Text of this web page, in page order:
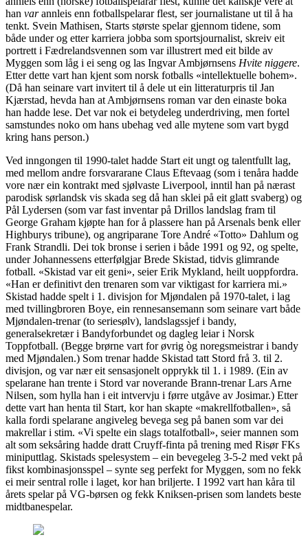
han varannleis enn fotballspelarar flest, ser journalistane ut til å ha
tenkt. Svein Mathisen, Starts største spelar gjennom tidene, som
både under og etter karriera jobba som sportsjournalist, skreiv eit
portrett i Fædrelandsvennen som var illustrert med eit bilde av
Myggen som låg i ei seng og las Ingvar Ambjørnsens Hvite niggere.
Etter dette vart han kjent som norsk fotballs «intellektuelle bohem».
(Då han seinare vart invitert til å dele ut ein litteraturpris til Jan
Kjærstad, hevda han at Ambjørnsens roman var den einaste boka
han hadde lese. Det var nok ei betydeleg underdriving, men fortel
samstundes noko om hans ubehag ved alle mytene som vart bygd
kring hans person.)
Ved inngongen til 1990-talet hadde Start eit ungt og talentfullt lag,
med mellom andre forsvararane Claus Eftevaag (som i tenåra hadde
vore nær ein kontrakt med sjølvaste Liverpool, inntil han på nærast
parodisk sørlandsk vis skada seg då han sklei på eit glatt svaberg) og
Pål Lydersen (som var fast inventar på Drillos landslag fram til
George Graham kjøpte han for å plassere han på Arsenals benk eller
Highburys tribune), og angriparane Tore André «Totto» Dahlum og
Frank Strandli. Dei tok bronse i serien i både 1991 og 92, og spelte,
under Johannessens etterfølgjar Brede Skistad, tidvis glimrande
fotball. «Skistad var eit geni», seier Erik Mykland, heilt uoppfordra.
«Han er definitivt den trenaren som var viktigast for karriera mi.»
Skistad hadde spelt i 1. divisjon for Mjøndalen på 1970-talet, i lag
med tvillingbroren Boye, ein rennesansemann som seinare vart både
Mjøndalen-trenar (to seriesølv), landslagssjef i bandy,
generalsekretær i Bandyforbundet og dagleg leiar i Norsk
Toppfotball. (Begge brørne vart for øvrig òg noregsmeistrar i bandy
med Mjøndalen.) Som trenar hadde Skistad tatt Stord frå 3. til 2.
divisjon, og var nær eit sensasjonelt opprykk til 1. i 1989. (Ein av
spelarane han trente i Stord var noverande Brann-trenar Lars Arne
Nilsen, som hylla han i eit intvervju i førre utgåve av Josimar.) Etter
dette vart han henta til Start, kor han skapte «makrellfotballen», så
kalla fordi spelarane angiveleg bevega seg på banen som var dei
makrellar i stim. «Vi spelte ein slags totalfotball», seier mannen som
alt som seksåring hadde dratt Cruyff-finta på trening med Risør FKs
miniputtlag. Skistads spelesystem – ein bevegeleg 3-5-2 med vekt på
fikst kombinasjonsspel – synte seg perfekt for Myggen, som no fekk
ei meir sentral rolle i laget, kor han briljerte. I 1992 vart han kåra til
årets spelar på VG-børsen og fekk Kniksen-prisen som landets beste
midtbanespelar.